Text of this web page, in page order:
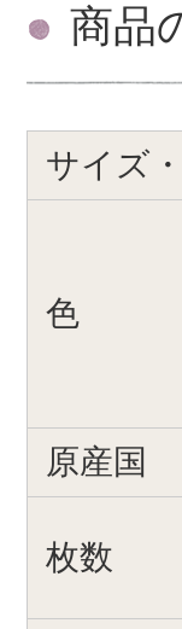
商品
サイズ
色
原産国
枚数